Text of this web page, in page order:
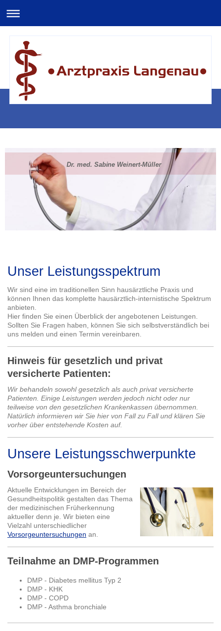
Dr. med. Sabine Weinert-Müller
Unser Leistungsspektrum
Wir sind eine im traditionellen Sinn hausärztliche Praxis und
können Ihnen das komplette hausärztlich-internistische Spektrum
anbieten.
Hier finden Sie einen Überblick der angebotenen Leistungen.
Sollten Sie Fragen haben, können Sie sich selbstverständlich bei
uns melden und einen Termin vereinbaren.
Hinweis für gesetzlich und privat
versicherte Patienten:
Wir behandeln sowohl gesetzlich als auch privat versicherte
Patienten. Einige Leistungen werden jedoch nicht oder nur
teilweise von den gesetzlichen Krankenkassen übernommen.
Natürlich informieren wir Sie hier von Fall zu Fall und klären Sie
vorher über entstehende Kosten auf.
Unsere Leistungsschwerpunkte
Vorsorgeuntersuchungen
Aktuelle Entwicklungen im Bereich der
Gesundheitspolitik gestalten das Thema
der medizinischen Früherkennung
aktueller denn je. Wir bieten eine
Vielzahl unterschiedlicher
Vorsorgeuntersuchungen an.
Teilnahme an DMP-Programmen
DMP - Diabetes mellitus Typ 2
DMP - KHK
DMP - COPD
DMP - Asthma bronchiale